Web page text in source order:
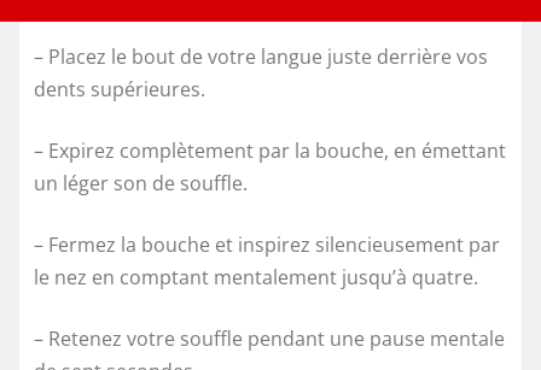
– Placez le bout de votre langue juste derrière vos
dents supérieures.
– Expirez complètement par la bouche, en émettant
un léger son de souffle.
– Fermez la bouche et inspirez silencieusement par
le nez en comptant mentalement jusqu’à quatre.
– Retenez votre souffle pendant une pause mentale